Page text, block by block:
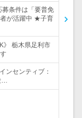
条件は「要普免
が活躍中 ★子育
》 栃木県足利市
ンセンティブ：